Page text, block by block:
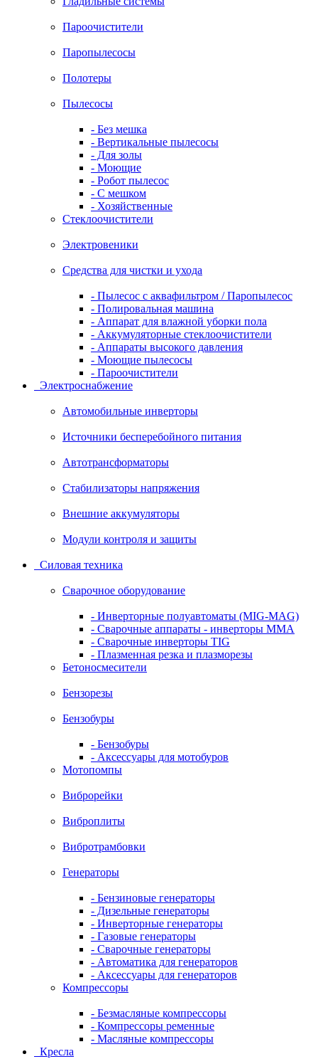
Пароочистители
Паропылесосы
Полотеры
Пылесосы
- Без мешка
- Вертикальные пылесосы
- Для золы
- Моющие
- Робот пылесос
- С мешком
- Хозяйственные
Стеклоочистители
Электровеники
Средства для чистки и ухода
- Пылесос с аквафильтром / Паропылесос
- Полировальная машина
- Аппарат для влажной уборки пола
- Аккумуляторные стеклоочистители
- Аппараты высокого давления
- Моющие пылесосы
- Пароочистители
Электроснабжение
Автомобильные инверторы
Источники бесперебойного питания
Автотрансформаторы
Стабилизаторы напряжения
Внешние аккумуляторы
Модули контроля и защиты
Силовая техника
Сварочное оборудование
- Инверторные полуавтоматы (MIG-MAG)
- Сварочные аппараты - инверторы ММА
- Сварочные инверторы TIG
- Плазменная резка и плазморезы
Бетоносмесители
Бензорезы
Бензобуры
- Бензобуры
- Аксессуары для мотобуров
Мотопомпы
Виброрейки
Виброплиты
Вибротрамбовки
Генераторы
- Бензиновые генераторы
- Дизельные генераторы
- Инверторные генераторы
- Газовые генераторы
- Сварочные генераторы
- Автоматика для генераторов
- Аксессуары для генераторов
Компрессоры
- Безмасляные компрессоры
- Компрессоры ременные
- Масляные компрессоры
Кресла